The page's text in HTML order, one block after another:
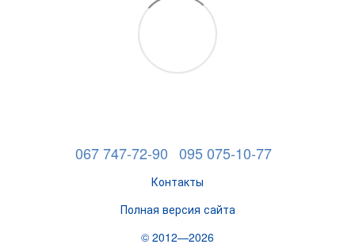
067 747-72-90 095 075-10-77
Контакты
Полная версия сайта
© 2012—2026